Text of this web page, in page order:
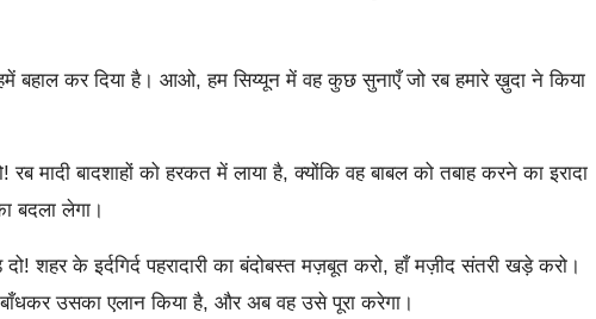
बहाल कर दिया है। आओ, हम सिय्यून में वह कुछ सुनाएँ जो रब हमारे ख़ुदा ने किया
मादी बादशाहों को हरकत में लाया है, क्योंकि वह बाबल को तबाह करने का इरादा
बदला लेगा।
शहर के इर्दगिर्द पहरादारी का बंदोबस्त मज़बूत करो, हाँ मज़ीद संतरी खड़े करो।
उसका एलान किया है, और अब वह उसे पूरा करेगा।